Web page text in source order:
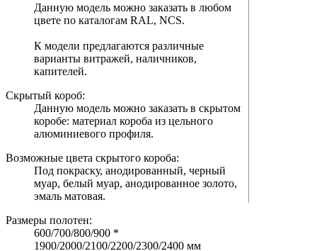
Данную модель можно заказать в любом
цвете по каталогам RAL, NCS.
К модели предлагаются различные
варианты витражей, наличников,
капителей.
Скрытый короб:
Данную модель можно заказать в скрытом
коробе: материал короба из цельного
алюминиевого профиля.
Возможные цвета скрытого короба:
Под покраску, анодированный, черный
муар, белый муар, анодированное золото,
эмаль матовая.
Размеры полотен:
600/700/800/900 *
1900/2000/2100/2200/2300/2400 мм